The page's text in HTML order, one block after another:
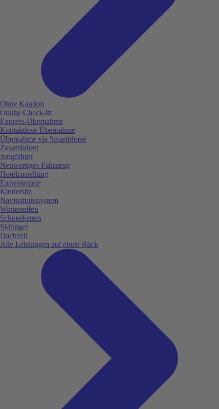
Ohne Kaution
Online Check-In
Express-Übernahme
Kontaktlose Übernahme
Übernahme via Smartphone
Zusatzfahrer
Jungfahrer
Neuwertiges Fahrzeug
Hotelzustellung
Einwegmiete
Kindersitz
Navigationssystem
Winterreifen
Schneeketten
Skiträger
Dachzelt
Alle Leistungen auf einen Blick